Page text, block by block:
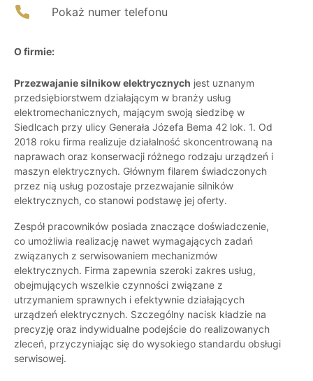
Pokaż numer telefonu
O firmie:
Przezwajanie silnikow elektrycznych jest uznanym
przedsiębiorstwem działającym w branży usług
elektromechanicznych, mającym swoją siedzibę w
Siedlcach przy ulicy Generała Józefa Bema 42 lok. 1. Od
2018 roku firma realizuje działalność skoncentrowaną na
naprawach oraz konserwacji różnego rodzaju urządzeń i
maszyn elektrycznych. Głównym filarem świadczonych
przez nią usług pozostaje przezwajanie silników
elektrycznych, co stanowi podstawę jej oferty.
Zespół pracowników posiada znaczące doświadczenie,
co umożliwia realizację nawet wymagających zadań
związanych z serwisowaniem mechanizmów
elektrycznych. Firma zapewnia szeroki zakres usług,
obejmujących wszelkie czynności związane z
utrzymaniem sprawnych i efektywnie działających
urządzeń elektrycznych. Szczególny nacisk kładzie na
precyzję oraz indywidualne podejście do realizowanych
zleceń, przyczyniając się do wysokiego standardu obsługi
serwisowej.